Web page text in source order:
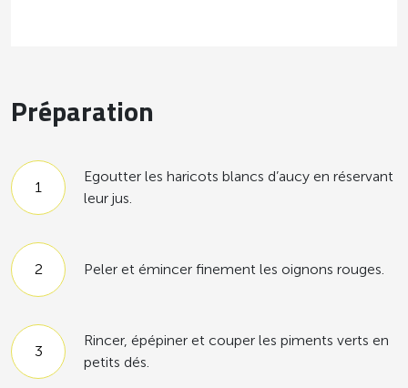
Préparation
Egoutter les haricots blancs d’aucy en réservant
leur jus.
Peler et émincer finement les oignons rouges.
Rincer, épépiner et couper les piments verts en
petits dés.